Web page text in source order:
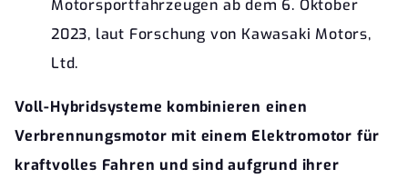
Motorsportfahrzeugen ab dem 6. Oktober
2023, laut Forschung von Kawasaki Motors,
Ltd.
Voll-Hybridsysteme kombinieren einen
Verbrennungsmotor mit einem Elektromotor für
kraftvolles Fahren und sind aufgrund ihrer